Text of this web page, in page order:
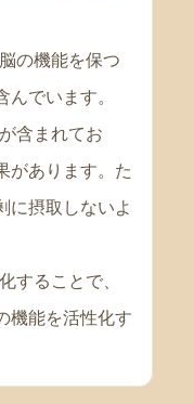
の機能を保つ
でいます。
含まれてお
があります。た
に摂取しないよ
することで、
機能を活性化す